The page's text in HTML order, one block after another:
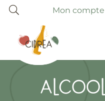
Mon compte